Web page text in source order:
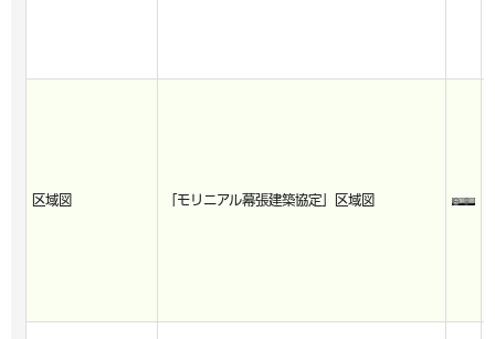
区域図 「モリニアル幕張建築協定」区域図